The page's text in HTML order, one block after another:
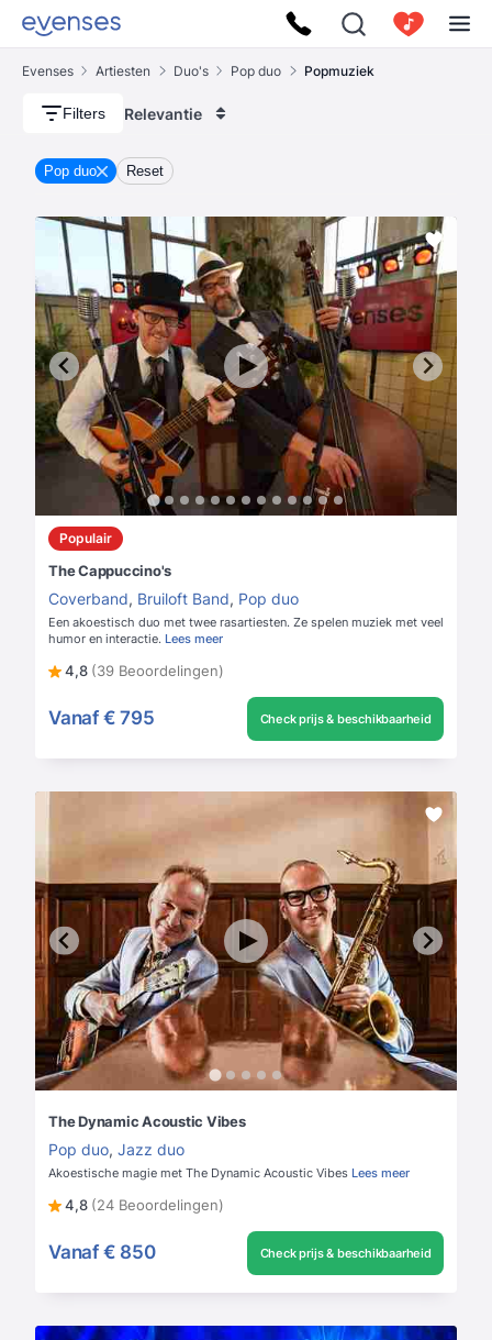
Evenses Artiesten Duo's Pop duo Popmuziek
Filters Relevantie
Pop duo Reset
Populair
The Cappuccino's
Coverband, Bruiloft Band, Pop duo
Een akoestisch duo met twee rasartiesten. Ze spelen muziek met veel
humor en interactie. Lees meer
4,8 (39 Beoordelingen)
Vanaf € 795 Check prijs & beschikbaarheid
The Dynamic Acoustic Vibes
Pop duo, Jazz duo
Akoestische magie met The Dynamic Acoustic Vibes Lees meer
4,8 (24 Beoordelingen)
Vanaf € 850 Check prijs & beschikbaarheid